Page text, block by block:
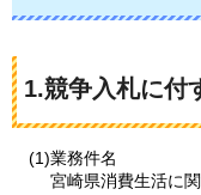
1.競争入札に付
(1)業務件名
宮崎県消費生活に